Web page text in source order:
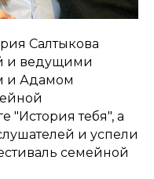
Салтыкова
и ведущими
и Адамом
"История тебя", а
и успели
семейной